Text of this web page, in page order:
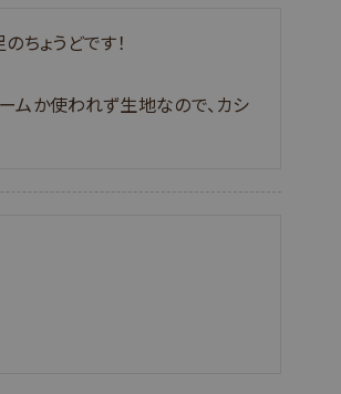
ちょうどです！
ムか使われず生地なので、カシ